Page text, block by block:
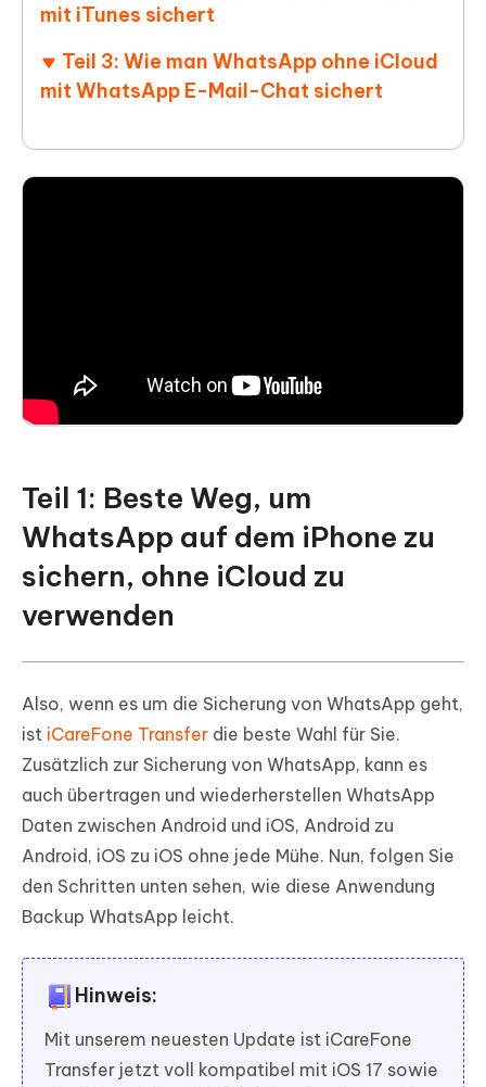
mit iTunes sichert
Teil 3: Wie man WhatsApp ohne iCloud
mit WhatsApp E-Mail-Chat sichert
Teil 1: Beste Weg, um
WhatsApp auf dem iPhone zu
sichern, ohne iCloud zu
verwenden
Also, wenn es um die Sicherung von WhatsApp geht,
ist iCareFone Transfer die beste Wahl für Sie.
Zusätzlich zur Sicherung von WhatsApp, kann es
auch übertragen und wiederherstellen WhatsApp
Daten zwischen Android und iOS, Android zu
Android, iOS zu iOS ohne jede Mühe. Nun, folgen Sie
den Schritten unten sehen, wie diese Anwendung
Backup WhatsApp leicht.
Hinweis:
Mit unserem neuesten Update ist iCareFone
Transfer jetzt voll kompatibel mit iOS 17 sowie